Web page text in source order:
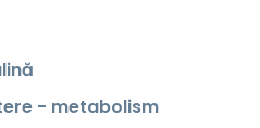
- metabolism